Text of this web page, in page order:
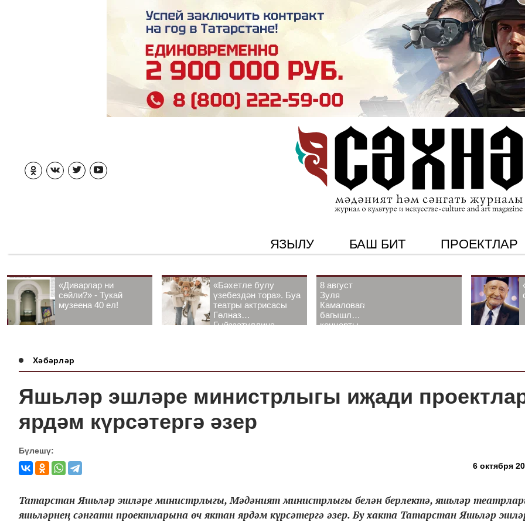
ЯЗЫЛУ БАШ БИТ ПРОЕКТЛАР
«Диварлар ни
сөйли?» - Тукай
музеена 40 ел!
«Бәхетле булу
үзебездән тора». Буа
театры актрисасы
Гөлназ
Гыйззәтуллина-
8 август
Зуля
Камаловага
багышлау
концерты
Хәбәрләр
Яшьләр эшләре министрлыгы иҗади
ярдәм күрсәтергә әзер
Бүлешү:
6 октября
Татарстан Яшьләр эшләре министрлыгы, Мәдәният министрлыгы белән берлектә, яшьләр
яшьләрнең сәнгати проектларына өч яктан ярдәм күрсәтергә әзер. Бу хакта Татарстан Яшьләр